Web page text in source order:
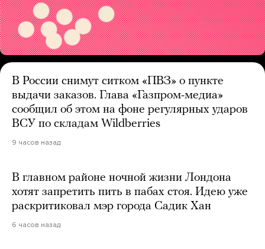
В России снимут ситком «ПВЗ» о пункте
выдачи заказов. Глава «Газпром-медиа»
сообщил об этом на фоне регулярных ударов
ВСУ по складам Wildberries
9 часов назад
В главном районе ночной жизни Лондона
хотят запретить пить в пабах стоя. Идею уже
раскритиковал мэр города Садик Хан
6 часов назад